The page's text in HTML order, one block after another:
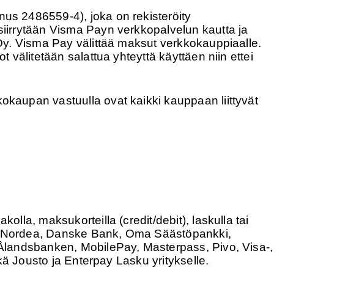
2486559-4), joka on rekisteröity
Visma Payn verkkopalvelun kautta ja
Visma Pay välittää maksut verkkokauppiaalle.
välitetään salattua yhteyttä käyttäen niin ettei
vastuulla ovat kaikki kauppaan liittyvät
maksukorteilla (credit/debit), laskulla tai
Danske Bank, Oma Säästöpankki,
MobilePay, Masterpass, Pivo, Visa-,
Jousto ja Enterpay Lasku yritykselle.